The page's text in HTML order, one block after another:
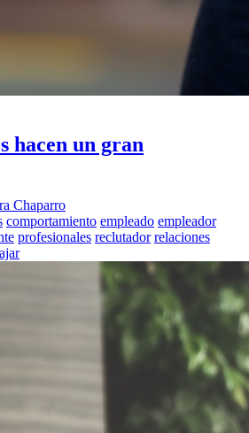
hacen un gran
Chaparro
comportamiento empleado empleador
profesionales reclutador relaciones